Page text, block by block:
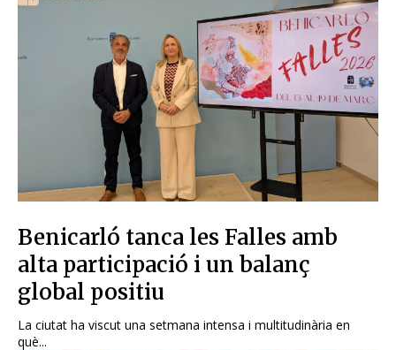
Benicarló tanca les Falles amb
alta participació i un balanç
global positiu
La ciutat ha viscut una setmana intensa i multitudinària en
què...